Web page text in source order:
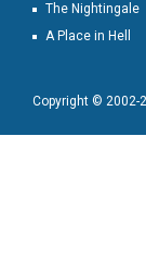
The Nightingale
A Place in Hell
Copyright © 2002-